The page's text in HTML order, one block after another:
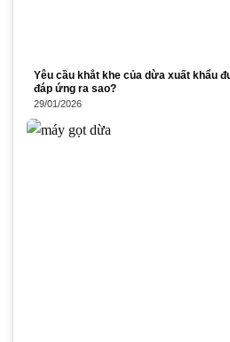
Yêu cầu khắt khe của dừa xuất khẩu
đáp ứng ra sao?
29/01/2026